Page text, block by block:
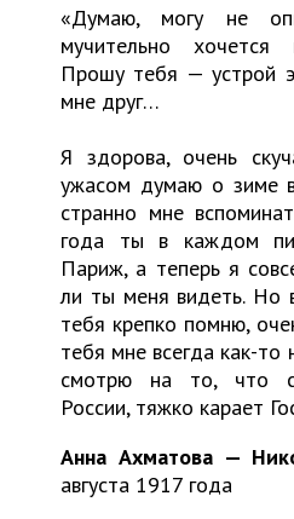
«Думаю, могу не
мучительно
Прошу тебя — устрой
мне друг…
Я здорова, очень
ужасом думаю о зиме
странно мне
года ты в каждом
Париж, а теперь я
ли ты меня видеть. Но
тебя крепко помню,
тебя мне всегда как-то
смотрю на то, что
России, тяжко карает
Анна Ахматова —
августа 1917 года